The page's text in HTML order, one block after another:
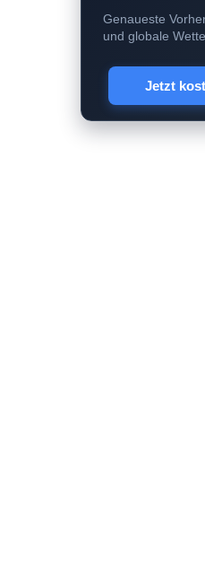
Genaueste
und globale
Jetzt